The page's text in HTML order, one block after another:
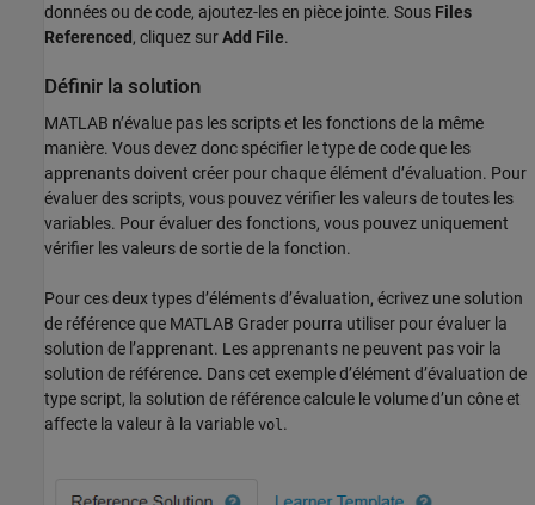
données ou de code, ajoutez-les en pièce jointe. Sous Files
Referenced , cliquez surAdd File.
Définir la solution
MATLAB n’évalue pas les scripts et les fonctions de la même
manière. Vous devez donc spécifier le type de code que les
apprenants doivent créer pour chaque élément d’évaluation. Pour
évaluer des scripts, vous pouvez vérifier les valeurs de toutes les
variables. Pour évaluer des fonctions, vous pouvez uniquement
vérifier les valeurs de sortie de la fonction.
Pour ces deux types d’éléments d’évaluation, écrivez une solution
de référence que MATLAB Grader pourra utiliser pour évaluer la
solution de l’apprenant. Les apprenants ne peuvent pas voir la
solution de référence. Dans cet exemple d’élément d’évaluation de
type script, la solution de référence calcule le volume d’un cône et
affecte la valeur à la variable vol.